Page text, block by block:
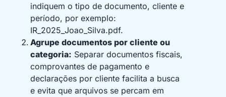
indiquem o tipo de documento, cliente e
período, por exemplo:
IR_2025_Joao_Silva.pdf.
Agrupe documentos por cliente ou
categoria: Separar documentos fiscais,
comprovantes de pagamento e
declarações por cliente facilita a busca
e evita que arquivos se percam em